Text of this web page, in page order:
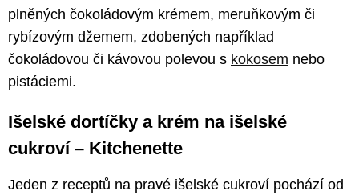
plněných čokoládovým krémem, meruňkovým či
rybízovým džemem, zdobených například
čokoládovou či kávovou polevou s kokosem nebo
pistáciemi.
Išelské dortíčky a krém na išelské
cukroví – Kitchenette
Jeden z receptů na pravé išelské cukroví pochází od